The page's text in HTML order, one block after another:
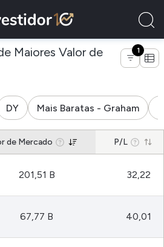
Maiores Valor de
do setor bens industriais
1
DY Mais Baratas - Graham
de Mercado P/L
201,51 B 32,22
67,77 B 40,01